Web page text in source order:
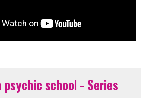
psychic school - Series